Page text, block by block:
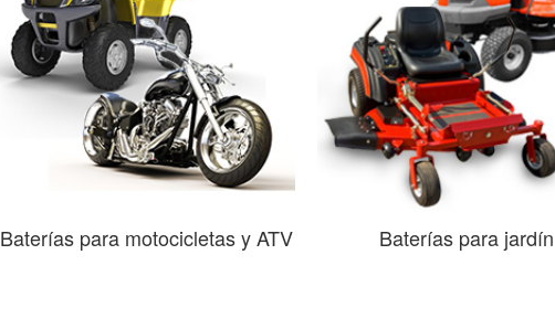
Baterías para motocicletas y ATV Baterías para jardín